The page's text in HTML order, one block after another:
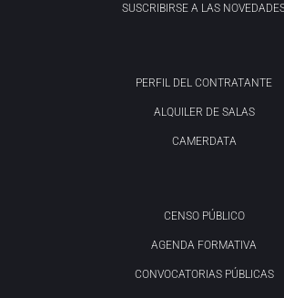
SUSCRIBIRSE A LAS
PERFIL DEL CONTRATANTE
ALQUILER DE SALAS
CAMERDATA
CENSO PÚBLICO
AGENDA FORMATIVA
CONVOCATORIAS PÚBLICAS